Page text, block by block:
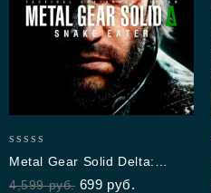
out
of
Metal Gear Solid Delta:
Snake Eater
4,599руб. 699 руб.